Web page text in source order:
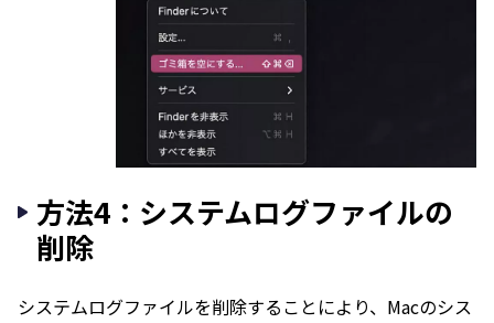
方法4：システムログファイルの
削除
システムログファイルを削除することにより、Macのシス